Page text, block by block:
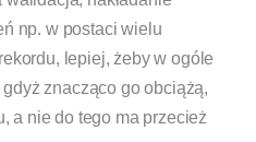
np. w postaci wielu
lepiej, żeby w ogóle
znacząco go obciążą,
a nie do tego ma przecież